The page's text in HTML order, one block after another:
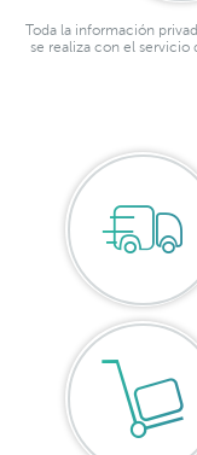
Toda la información
se realiza con el servicio